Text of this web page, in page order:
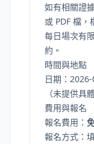
如有相關證
或 PDF 檔，
每日場次有
約。
時間與地點
日期：
（未提供具
費用與報名
報名費用：
報名方式：